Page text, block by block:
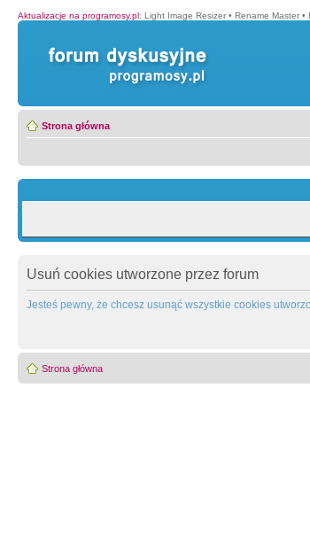
Aktualizacje na programosy.pl: Light Image Resizer • Rename Master •
Strona główna
Usuń cookies utworzone przez forum
Jesteś pewny, że chcesz usunąć wszystkie cookies
Strona główna